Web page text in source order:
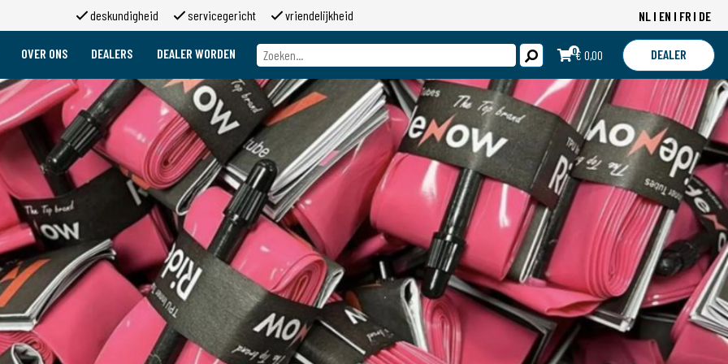
deskundigheid servicegericht vriendelijkheid NL EN FR DE
Merken
OVER ONS
Over ons
Over 2moso
Werken bij 2moso
Sponsoring
Contact
DEALERS DEALER WORDEN 0€ 0,00
DEALER
LOGIN